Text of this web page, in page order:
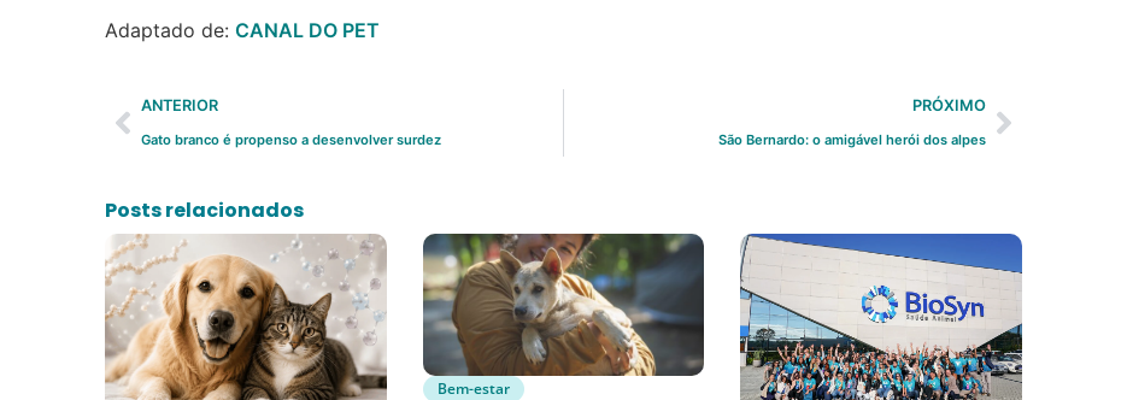
Adaptado de: CANAL DO PET
ANTERIOR
Gato branco é propenso a desenvolver surdez
PRÓXIMO
São Bernardo: o amigável herói dos alpes
Posts relacionados
Bem-estar